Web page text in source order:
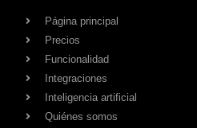
Página principal
Precios
Funcionalidad
Integraciones
Inteligencia artificial
Quiénes somos